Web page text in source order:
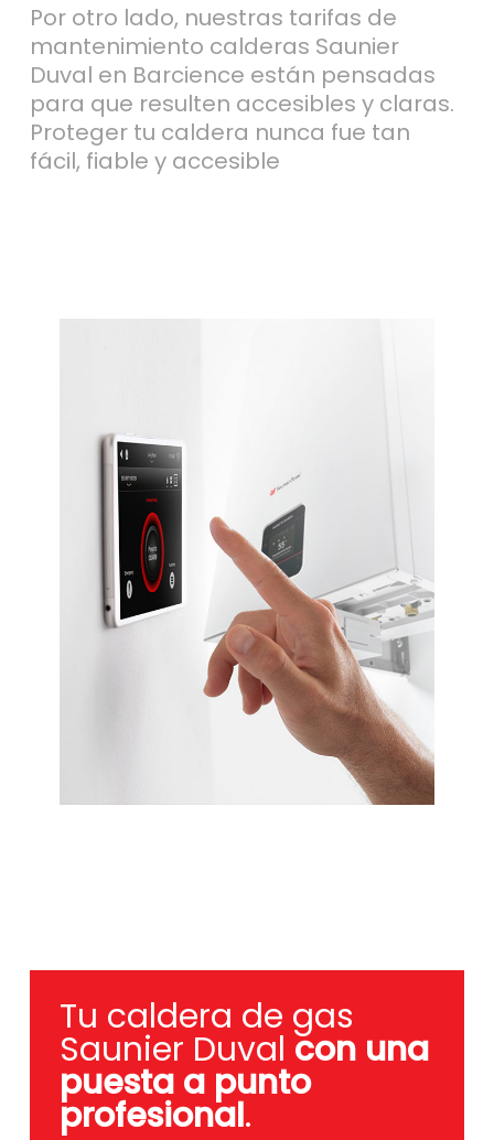
Por otro lado, nuestras tarifas de
mantenimiento calderas Saunier
Duval en Barcience están pensadas
para que resulten accesibles y claras.
Proteger tu caldera nunca fue tan
fácil, fiable y accesible
Tu caldera de gas
Saunier Duval con una
puesta a punto
profesional.